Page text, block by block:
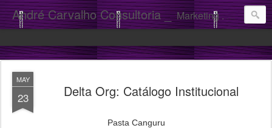
André Carvalho Consultoria _ Marketing . Comunicação
MAY
23 Delta Org: Catálogo Institucional
Pasta Canguru